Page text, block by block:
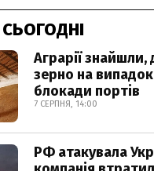
Аграрії знайшли,
зерно на
блокади портів
7 СЕРПНЯ, 14:00
РФ атакувала